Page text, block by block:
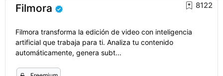
Filmora 8122
Filmora transforma la edición de video con inteligencia
artificial que trabaja para ti. Analiza tu contenido
automáticamente, genera subt...